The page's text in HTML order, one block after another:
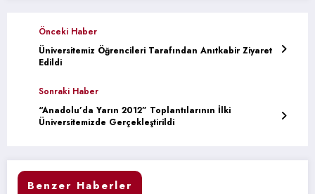
Önceki Haber
Üniversitemiz Öğrencileri Tarafından Anıtkabir Ziyaret
Edildi
Sonraki Haber
“Anadolu’da Yarın 2012” Toplantılarının İlki
Üniversitemizde Gerçekleştirildi
Benzer Haberler